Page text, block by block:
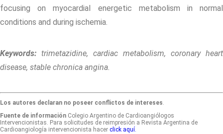
focusing on myocardial energetic metabolism in normal
conditions and during ischemia.
Keywords: trimetazidine, cardiac metabolism, coronary heart
disease, stable chronica angina.
Los autores declaran no poseer conflictos de intereses.
Fuente de información Colegio Argentino de Cardioangiólogos
Intervencionistas. Para solicitudes de reimpresión a Revista Argentina de
Cardioangiología intervencionista hacer click aquí.